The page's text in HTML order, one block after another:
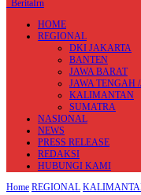
BeritaIrn
HOME
REGIONAL
DKI JAKARTA
BANTEN
JAWA BARAT
JAWA TENGAH
KALIMANTAN
SUMATRA
NASIONAL
NEWS
PRESS RELEASE
REDAKSI
HUBUNGI KAMI
Home REGIONAL